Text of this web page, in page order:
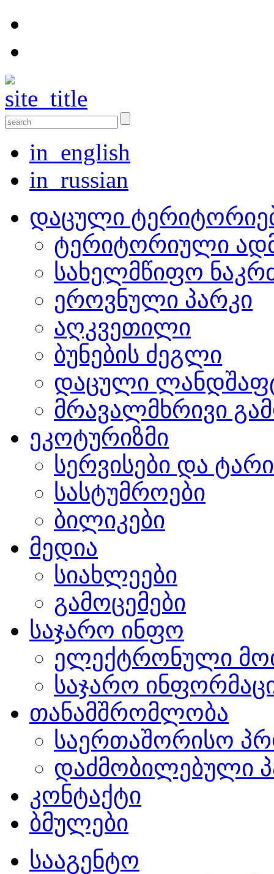
in_english
in_russian
დაცული
ტერიტორიული
სახელმწიფო
ეროვნული პარკი
აღკვეთილი
ბუნების ძეგლი
დაცული
მრავალმხრივი
ეკოტურიზმი
სერვისები და
სასტუმროები
ბილიკები
მედია
სიახლეები
გამოცემები
საჯარო ინფო
ელექტრონული
საჯარო
თანამშრომლობა
საერთაშორისო
დაძმობილებული
კონტაქტი
ბმულები
სააგენტო